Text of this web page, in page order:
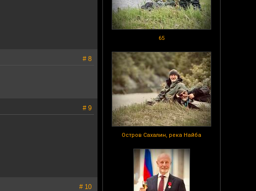
65
Остров Сахалин, река Найба
# 8
# 9
# 10